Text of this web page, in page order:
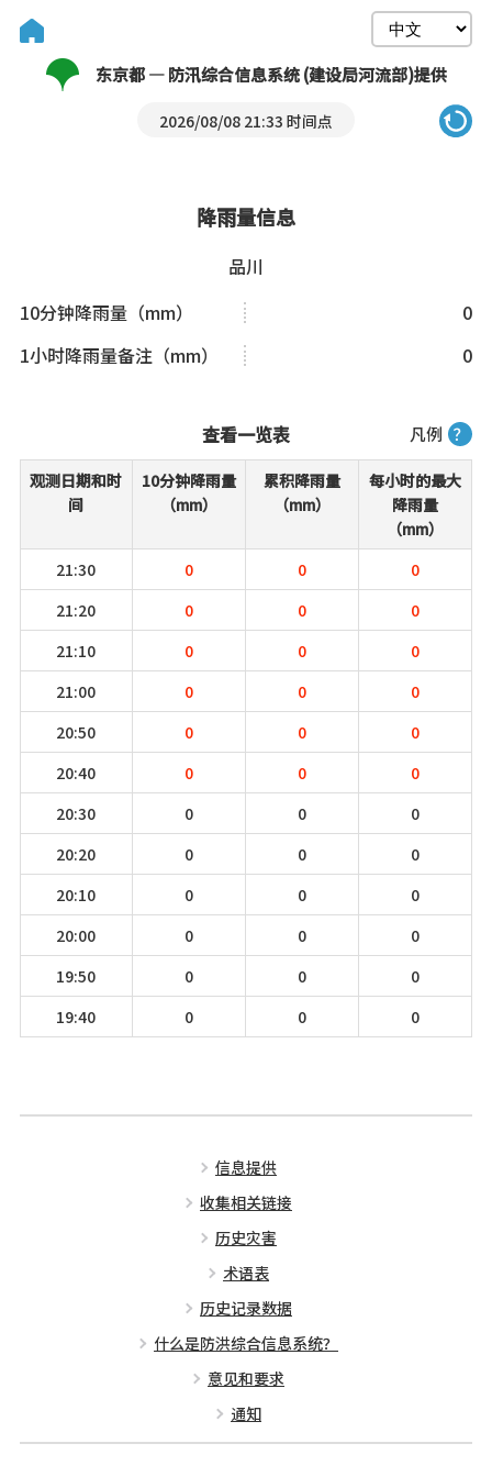
东京都 — 防汛综合信息系统 (建设局河流部)提供
2026/08/08 21:33 时间点
降雨量信息
品川
10分钟降雨量（mm）
0
1小时降雨量备注（mm）
0
凡例 ？
查看一览表
观测日期和时
间
10分钟降雨量
（mm）
累积降雨量
（mm）
每小时的最大
降雨量
（mm）
21:30
0 0
0
21:20
0 0
0
21:10
0 0
0
21:00
0 0
0
20:50
0 0
0
20:40
0 0
0
20:30
0 0
0
20:20
0 0
0
20:10
0 0
0
20:00
0 0
0
19:50
0 0
0
19:40
0 0 0
信息提供
收集相关链接
历史灾害
术语表
历史记录数据
什么是防洪综合信息系统？
意见和要求
通知